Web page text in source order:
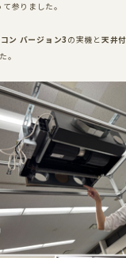
参りました。
ン バージョン3 の実機と天井
。